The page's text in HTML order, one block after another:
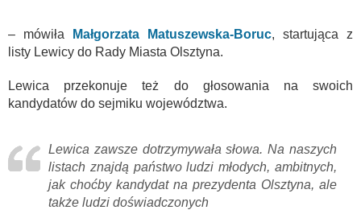
– mówiła Małgorzata Matuszewska-Boruc, startująca z
listy Lewicy do Rady Miasta Olsztyna.
Lewica przekonuje też do głosowania na swoich
kandydatów do sejmiku województwa.
Lewica zawsze dotrzymywała słowa. Na naszych
listach znajdą państwo ludzi młodych, ambitnych,
jak choćby kandydat na prezydenta Olsztyna, ale
także ludzi doświadczonych